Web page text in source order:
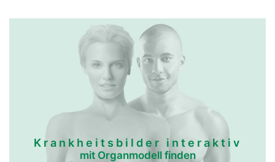
Krankheitsbilder interaktiv
mit Organmodell finden